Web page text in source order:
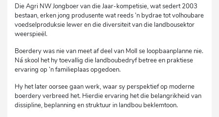
Die Agri NW Jongboer van die Jaar-kompetisie, wat sedert 2003
bestaan, erken jong produsente wat reeds ’n bydrae tot volhoubare
voedselproduksie lewer en die diversiteit van die landbousektor
weerspieël.
Boerdery was nie van meet af deel van Moll se loopbaanplanne nie.
Ná skool het hy toevallig die landboubedryf betree en praktiese
ervaring op ’n familieplaas opgedoen.
Hy het later oorsee gaan werk, waar sy perspektief op moderne
boerdery verbreed het. Hierdie ervaring het die belangrikheid van
dissipline, beplanning en struktuur in landbou beklemtoon.